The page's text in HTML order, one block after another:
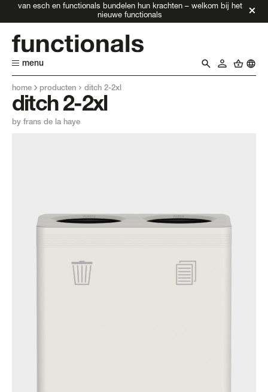
van esch en functionals bundelen hun krachten – welkom bij het
nieuwe functionals
menu
home producten ditch 2-2xl
ditch 2-2xl
by frans de la haye